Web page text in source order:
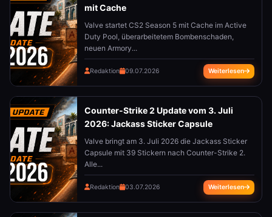
mit Cache
Valve startet CS2 Season 5 mit Cache im Active
Duty Pool, überarbeitetem Bombenschaden,
neuen Armory...
Redaktion 09.07.2026 Weiterlesen
Counter-Strike 2 Update vom 3. Juli
2026: Jackass Sticker Capsule
Valve bringt am 3. Juli 2026 die Jackass Sticker
Capsule mit 39 Stickern nach Counter-Strike 2.
Alle...
Redaktion 03.07.2026 Weiterlesen